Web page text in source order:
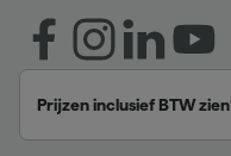
Prijzen inclusief BTW